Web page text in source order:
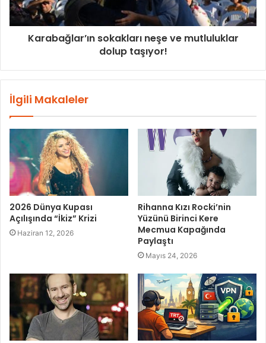
Karabağlar’ın sokakları neşe ve mutluluklar
dolup taşıyor!
İlgili Makaleler
2026 Dünya Kupası
Açılışında “İkiz” Krizi
Haziran 12, 2026
Rihanna Kızı Rocki’nin
Yüzünü Birinci Kere
Mecmua Kapağında
Paylaştı
Mayıs 24, 2026